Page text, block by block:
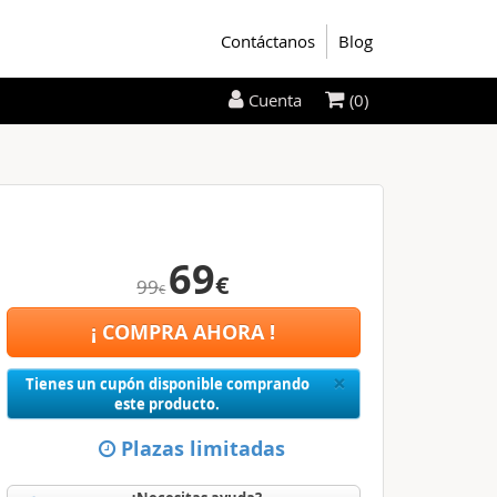
Contáctanos Blog
99€ 69€
¡ COMPRA AHORA !
×Close
Tienes un cupón disponible comprando
este producto.
Plazas limitadas
Cuenta (0)